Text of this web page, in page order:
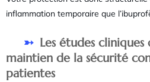
inflammation temporaire que
Les études
maintien de la sécurité
patientes